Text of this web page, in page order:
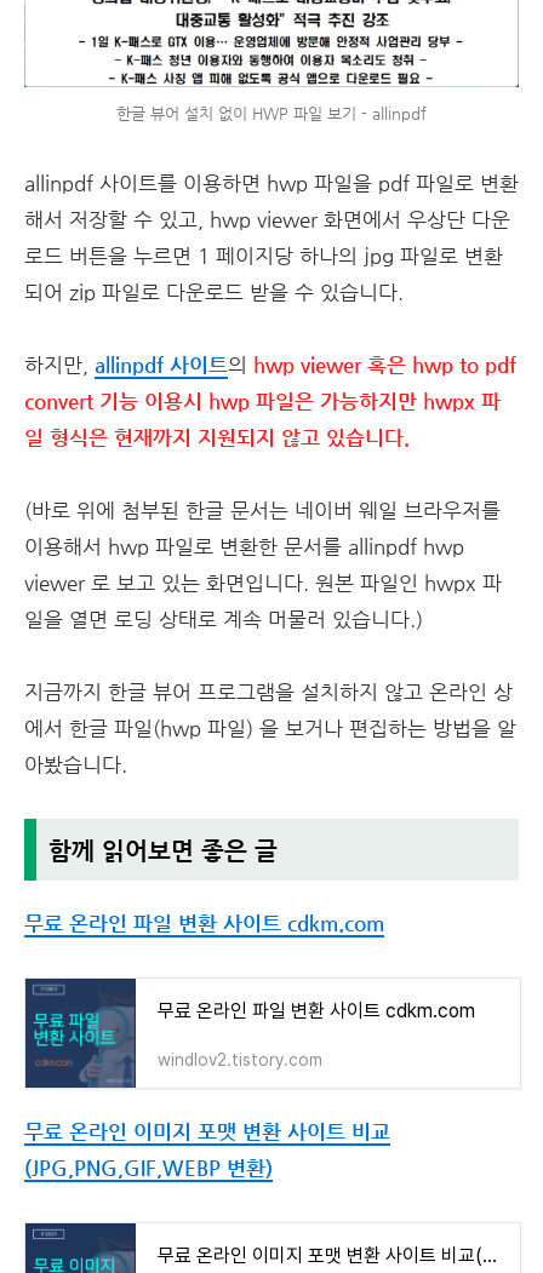
한글 뷰어 설치 없이 HWP 파일 보기 - allinpdf
allinpdf 사이트를 이용하면 hwp 파일을 pdf 파일로 변환
해서 저장할 수 있고, hwp viewer 화면에서 우상단 다운
로드 버튼을 누르면 1 페이지당 하나의 jpg 파일로 변환
되어 zip 파일로 다운로드 받을 수 있습니다.
하지만, allinpdf 사이트의 hwp viewer 혹은 hwp to pdf
convert 기능 이용시 hwp 파일은 가능하지만 hwpx 파
일 형식은 현재까지 지원되지 않고 있습니다.
(바로 위에 첨부된 한글 문서는 네이버 웨일 브라우저를
이용해서 hwp 파일로 변환한 문서를 allinpdf hwp
viewer 로 보고 있는 화면입니다. 원본 파일인 hwpx 파
일을 열면 로딩 상태로 계속 머물러 있습니다.)
지금까지 한글 뷰어 프로그램을 설치하지 않고 온라인 상
에서 한글 파일(hwp 파일) 을 보거나 편집하는 방법을 알
아봤습니다.
함께 읽어보면 좋은 글
무료 온라인 파일 변환 사이트 cdkm.com
무료 온라인 파일 변환 사이트 cdkm.com
windlov2.tistory.com
무료 온라인 이미지 포맷 변환 사이트 비교
(JPG,PNG,GIF,WEBP 변환)
무료 온라인 이미지 포맷 변환 사이트 비교(JPG,PNG,GIF,WEBP 변환)